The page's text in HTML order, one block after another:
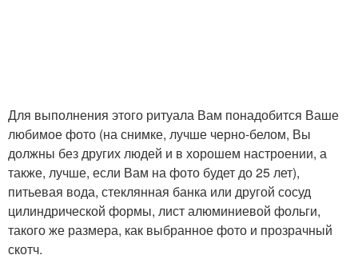
Для выполнения этого ритуала Вам понадобится Ваше
любимое фото (на снимке, лучше черно-белом, Вы
должны без других людей и в хорошем настроении, а
также, лучше, если Вам на фото будет до 25 лет),
питьевая вода, стеклянная банка или другой сосуд
цилиндрической формы, лист алюминиевой фольги,
такого же размера, как выбранное фото и прозрачный
скотч.